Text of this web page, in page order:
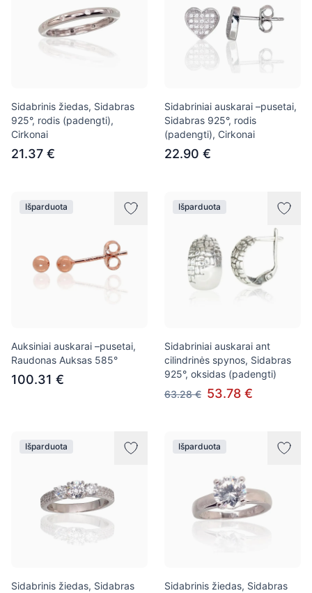
Sidabrinis žiedas, Sidabras
925°, rodis (padengti),
Cirkonai
21.37 €
Sidabriniai auskarai –pusetai,
Sidabras 925°, rodis
(padengti), Cirkonai
22.90 €
Išparduota
Auksiniai auskarai –pusetai,
Raudonas Auksas 585°
100.31 €
Išparduota
Sidabriniai auskarai ant
cilindrinės spynos, Sidabras
925°, oksidas (padengti)
63.28 € 53.78 €
Išparduota
Sidabrinis žiedas, Sidabras
Išparduota
Sidabrinis žiedas, Sidabras